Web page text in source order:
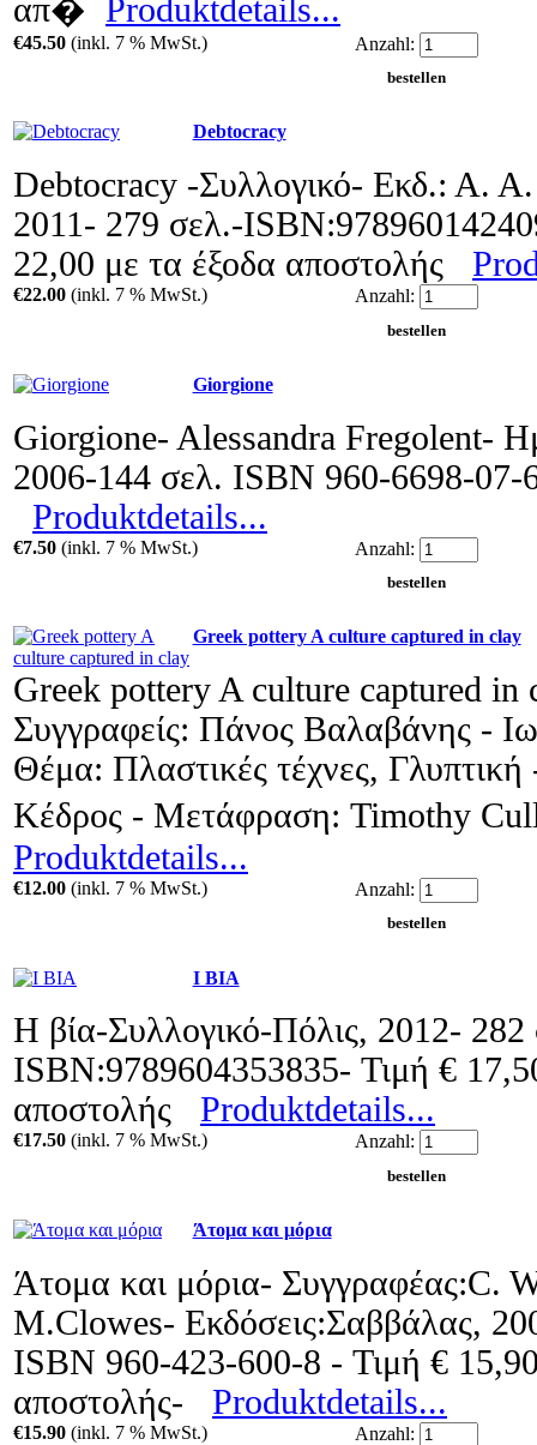
απ� Produktdetails...
€45.50 (inkl. 7 % MwSt.) Anzahl:
Debtocracy
Debtocracy -Συλλογικό- Εκδ.: Α.
2011- 279 σελ.-
22,00 με τα έξοδα αποστολής
€22.00 (inkl. 7 % MwSt.) Anzahl:
Giorgione
Giorgione- Alessandra Fregolent-
2006-144 σελ. ISBN 960-6698-07-
Produktdetails...
€7.50 (inkl. 7 % MwSt.) Anzahl:
Greek pottery A culture captured in clay
Greek pottery A culture captured in
Συγγραφείς: Πάνος Βαλαβάνης -
Θέμα: Πλαστικές τέχνες, Γλυπτική
Κέδρος - Μετάφραση: Timothy
Produktdetails...
€12.00 (inkl. 7 % MwSt.) Anzahl:
I BIA
Η βία-Συλλογικό-Πόλις, 2012- 282
ISBN:9789604353835- Τιμή €
αποστολής Produktdetails...
€17.50 (inkl. 7 % MwSt.) Anzahl:
Άτομα και μόρια
Άτομα και μόρια- Συγγραφέας:C.
M.Clowes- Εκδόσεις:Σαββάλας,
ISBN 960-423-600-8 - Τιμή €
αποστολής- Produktdetails...
€15.90 (inkl. 7 % MwSt.) Anzahl: